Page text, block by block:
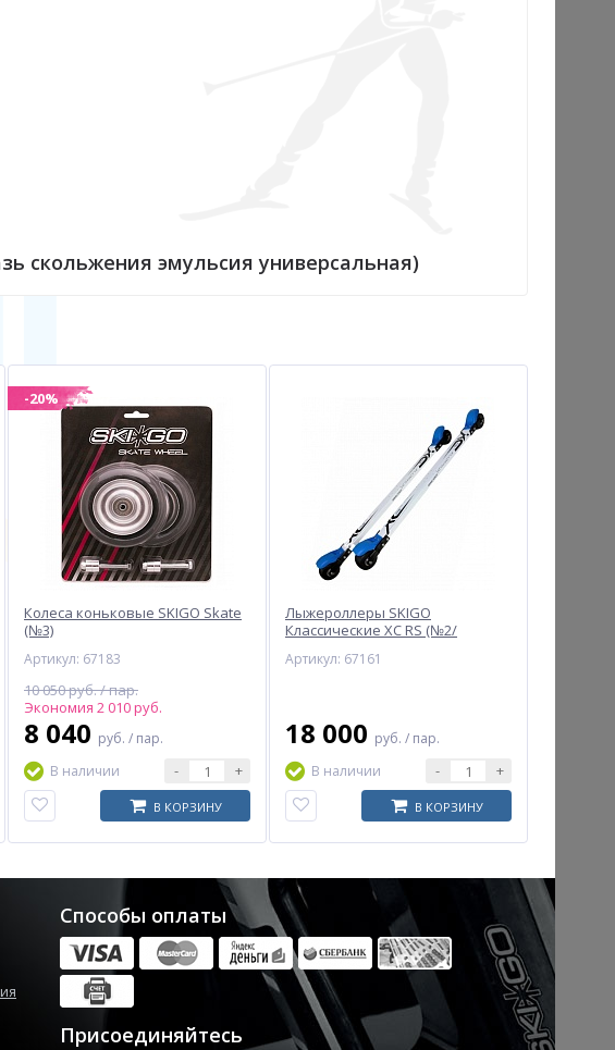
скольжения эмульсия универсальная)
-20%
Колеса коньковые SKIGO Skate
(№3)
Артикул: 67183
10 050 руб. / пар.
Экономия 2 010 руб.
8 040 руб. / пар.
В наличии
- +
В КОРЗИНУ
Лыжероллеры SKIGO
Классические XC RS (№2/
Артикул: 67161
18 000 руб. / пар.
В наличии
- +
В КОРЗИНУ
Способы оплаты
Присоединяйтесь